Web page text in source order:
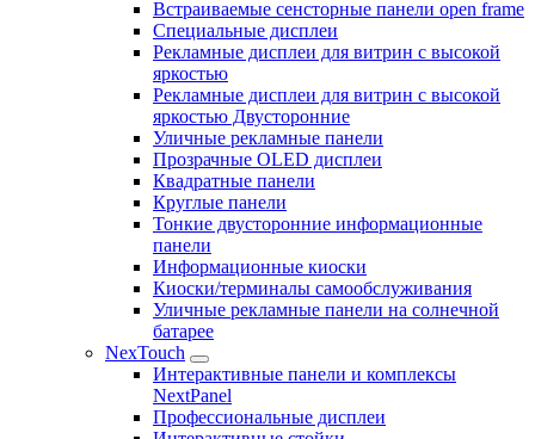
Встраиваемые сенсторные панели open frame
Специальные дисплеи
Рекламные дисплеи для витрин с высокой
яркостью
Рекламные дисплеи для витрин с высокой
яркостью Двусторонние
Уличные рекламные панели
Прозрачные OLED дисплеи
Квадратные панели
Круглые панели
Тонкие двусторонние информационные
панели
Информационные киоски
Киоски/терминалы самообслуживания
Уличные рекламные панели на солнечной
батарее
NexTouch
Интерактивные панели и комплексы
NextPanel
Профессиональные дисплеи